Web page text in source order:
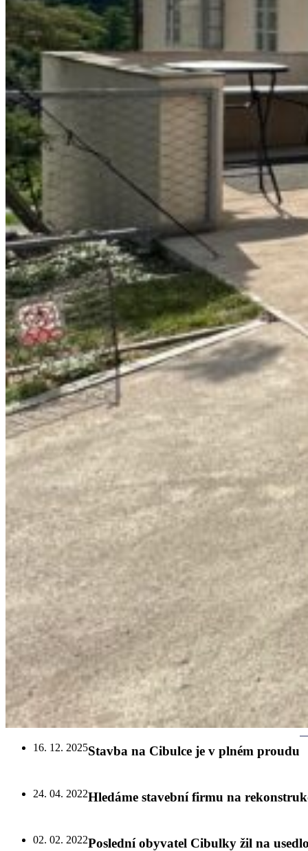
16. 12. 2025Stavba na Cibulce je v plném proudu
24. 04. 2022Hledáme stavební firmu na
02. 02. 2022Poslední obyvatel Cibulky žil na